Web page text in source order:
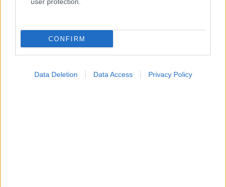
CONFIRM
Data Deletion Data Access Privacy Policy